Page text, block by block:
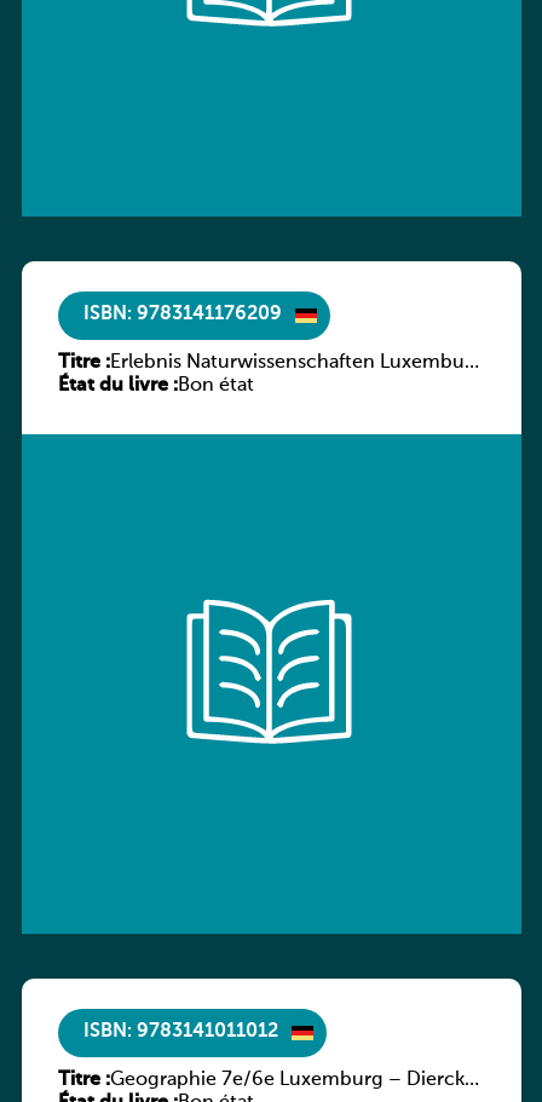
ISBN: 9783141176209
Titre :Erlebnis Naturwissenschaften Luxemburg
7e/6e ESC
État du livre :Bon état
ISBN: 9783141011012
Titre :Geographie 7e/6e Luxemburg – Diercke